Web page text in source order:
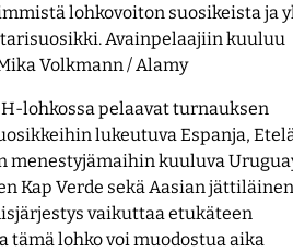
2026
lohkovoiton suosikeista ja
Avainpelaajiin kuuluu
Volkmann / Alamy
H-lohkossa pelaavat turnauksen
lukeutuva Espanja,
kuuluva
Kap Verde sekä Aasian jättiläinen
vaikuttaa etukäteen
tämä lohko voi muodostua aika